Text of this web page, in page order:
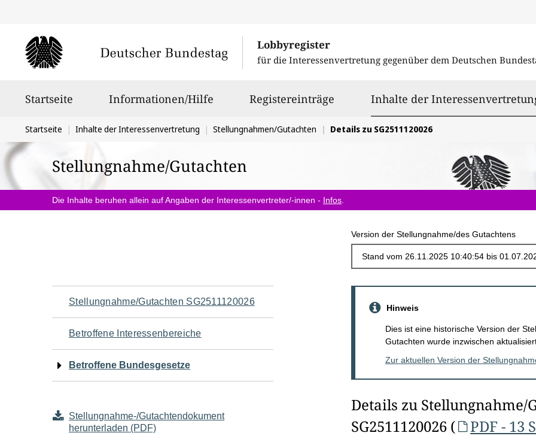
Lobbyregister
für die Interessenvertretung gegenüber dem Deutschen
Startseite Informationen/Hilfe Registereinträge Inhalte der
Sie
befinden
sich
hier:
Startseite Inhalte der Interessenvertretung Stellungnahmen/Gutachten Details zu SG2511120026
Stellungnahme/Gutachten
Die Inhalte beruhen allein auf Angaben der Interessenvertreter/-innen - Infos
Version der Stellungnahme/des Gutachtens
Navigation
für
den
Seiteninhalt
Stellungnahme/Gutachten SG2511120026
Betroffene Interessenbereiche
Betroffene Bundesgesetze
Stellungnahme-/Gutachtendokument
herunterladen (PDF)
Hinweis
Dies ist eine historische Version der
Gutachten wurde inzwischen
Zur aktuellen Version der
Details zu Stellungnahme/
SG2511120026 (
PDF - 13